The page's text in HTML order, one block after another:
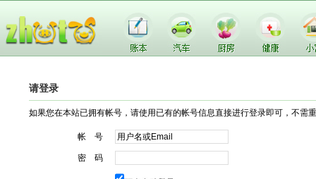
请登录
如果您在本站已拥有帐号，请使用已有的帐号信息直接进行登录即可，不需
帐 号
密 码